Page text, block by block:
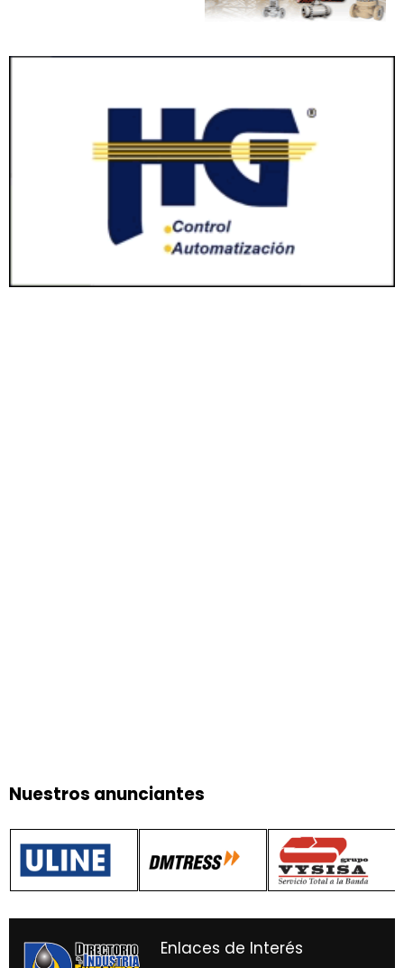
Nuestros anunciantes
Enlaces de Interés